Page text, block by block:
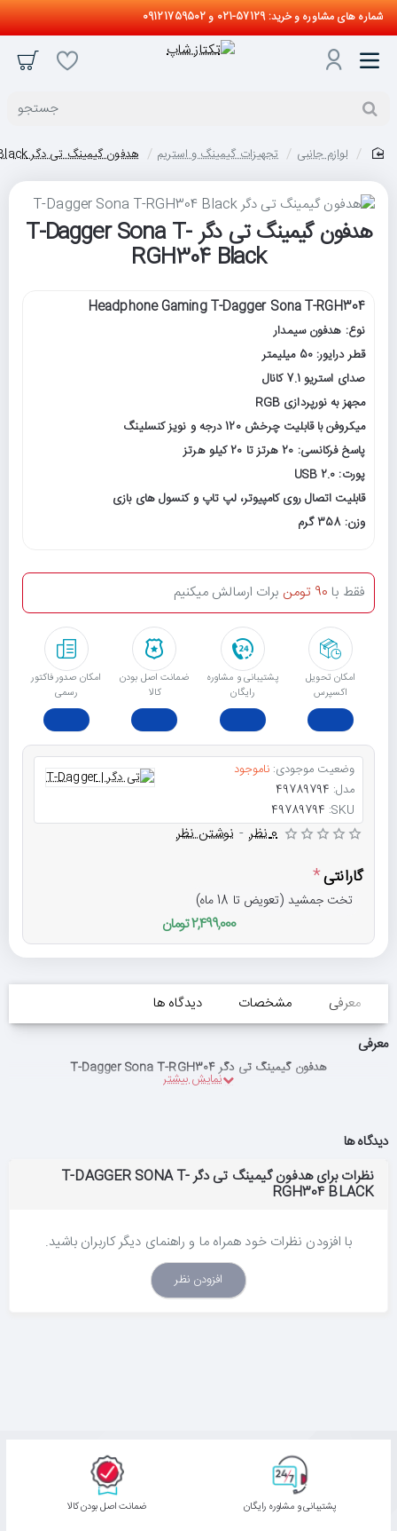
شماره های مشاوره و خرید: 57129-021 و 09121759502
جستجو
لوازم جانبی تجهیزات گیمینگ و استریم هدفون گیمینگ تی دگر T-Dagger Sona T-RGH304 Black
هدفون گیمینگ تی دگر T-Dagger Sona T-
RGH304 Black
Headphone Gaming T-Dagger Sona T-RGH304
نوع: هدفون سیمدار
قطر درایور: 50 میلیمتر
صدای استریو 7.1 کانال
مجهز به نورپردازی RGB
میکروفن با قابلیت چرخش 120 درجه و نویز کنسلینگ
پاسخ فرکانسی: 20 هرتز تا 20 کیلو هرتز
پورت: USB 2.0
قابلیت اتصال روی کامپیوتر، لپ تاپ و کنسول های بازی
وزن: 358 گرم
امکان تحویل
اکسپرس
پشتیبانی و مشاوره
رایگان
ﺿﻤﺎﻧﺖ اﺻﻞ ﺑﻮدن
ﮐﺎﻟﺎ
امکان صدور فاکتور
رسمی
فقط با 90 تومن برات ارسالش میکنیم
وضعیت موجودی: ناموجود
مدل: 49789794
SKU:
49789794
0 نظر - نوشتن نظر
گارانتی
تخت جمشید (تعویض تا 18 ماه)
2,499,000 تومان
معرفی مشخصات
دیدگاه ها
معرفی
هدفون گیمینگ تی دگر T-Dagger Sona T-RGH304
دیدگاه ها
نظرات برای هدفون گیمینگ تی دگر T-DAGGER SONA T-
RGH304 BLACK
با افزودن نظرات خود همراه ما و راهنمای دیگر کاربران باشید.
افزودن نظر
پشتیبانی و مشاوره رایگان ﺿﻤﺎﻧﺖ اﺻﻞ ﺑﻮدن ﮐﺎﻟﺎ